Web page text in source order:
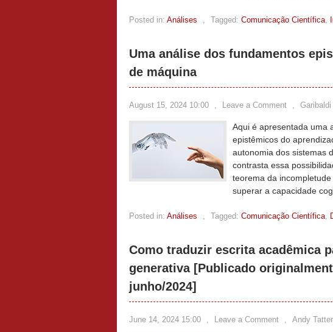
Posted in: Análises , Tagged: Comunicação Científica,
Uma análise dos fundamentos
de máquina
August 15, 2024 10:00 , Leave a Comment ,
Aqui é apresentada uma
epistêmicos do
autonomia dos sistemas
contrasta essa
teorema da incompletude
superar a capacidade
Posted in: Análises , Tagged: Comunicação Científica,
Como traduzir escrita acadêmica
generativa [Publicado
junho/2024]
June 14, 2024 15:00 , Leave a Comment , Andy